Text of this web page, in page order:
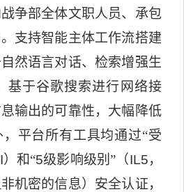
争部全体文职人员、承包
支持智能主体工作流搭建
然语言对话、检索增强生
基于谷歌搜索进行网络接
输出的可靠性，大幅降低
平台所有工具均通过“受
）和“5级影响级别”（IL5，
机密的信息）安全认证，